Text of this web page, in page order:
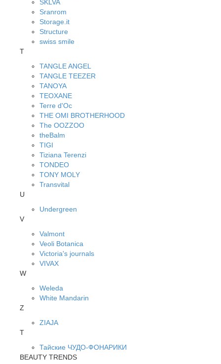
SKLVA
Sranrom
Storage.it
Structure
swiss smile
T
TANGLE ANGEL
TANGLE TEEZER
TANOYA
TEOXANE
Terre d'Oc
THE OMI BROTHERHOOD
The OOZZOO
theBalm
TIGI
Tiziana Terenzi
TONDEO
TONY MOLY
Transvital
U
Undergreen
V
Valmont
Veoli Botanica
Victoria's journals
VIVAX
W
Weleda
White Mandarin
Z
ZIAJA
Т
Тайские ЧУДО-ФОНАРИКИ
BEAUTY TRENDS